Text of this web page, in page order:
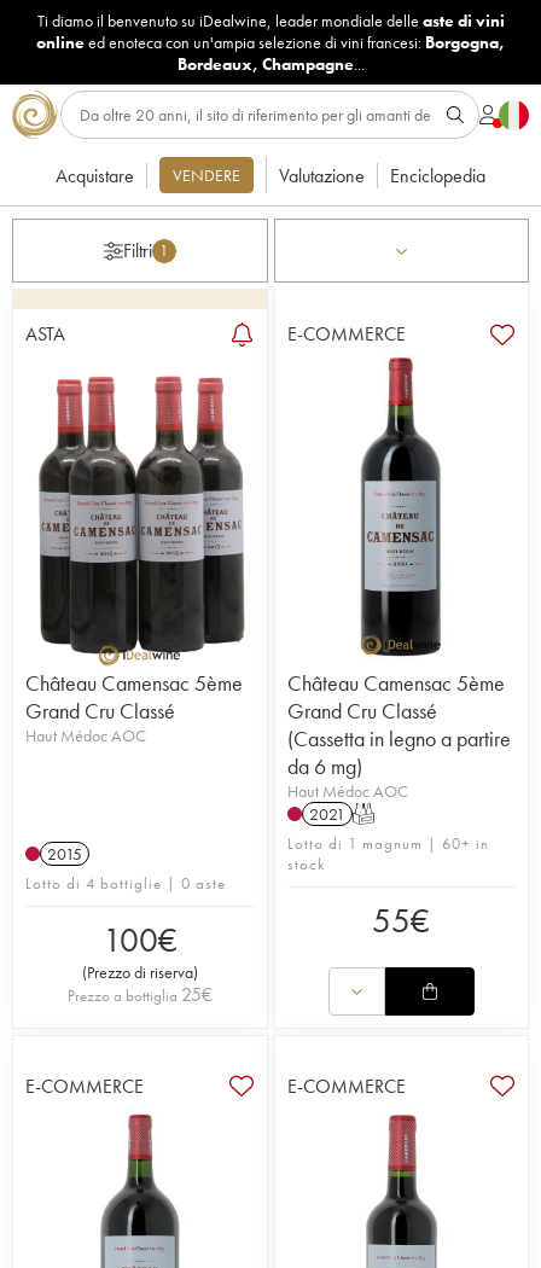
Ti diamo il benvenuto su iDealwine, leader mondiale delle aste di vini
onlineed enoteca con un'ampia selezione di vini francesi: Borgogna,
Bordeaux, Champagne...
Acquistare VENDERE Valutazione Enciclopedia
Filtri 1
ASTA
Château Camensac 5ème
Grand Cru Classé
Haut Médoc AOC
2015
Lotto di 4 bottiglie | 0 aste
100€
(Prezzo di riserva)
Prezzo a bottiglia 25€
E-COMMERCE
Château Camensac 5ème
Grand Cru Classé
(Cassetta in legno a partire
da 6 mg)
Haut Médoc AOC
2021 T
Lotto di 1 magnum | 60+ in
stock
55€
E-COMMERCE E-COMMERCE